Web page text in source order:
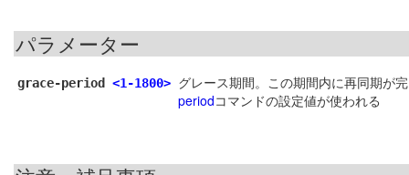
パラメーター
grace-period <1-1800> グレース期間。この期間内に再同期が
periodコマンドの設定値が使われる